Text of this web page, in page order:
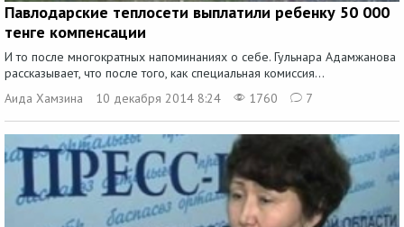
Павлодарские теплосети выплатили ребенку 50 000
тенге компенсации
И то после многократных напоминаниях о себе. Гульнара Адамжанова
рассказывает, что после того, как специальная комиссия...
Аида Хамзина
10 декабря 2014 8:24 1760 7